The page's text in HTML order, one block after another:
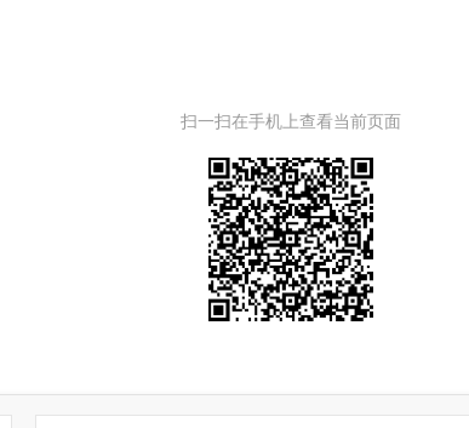
扫一扫在手机上查看当前页面